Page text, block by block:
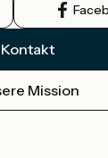
Kontakt
Mission